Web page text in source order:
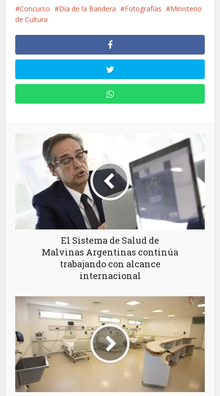
Concurso Día de la Bandera Fotografías
Ministerio
de Cultura
El Sistema de Salud de
Malvinas Argentinas continúa
trabajando con alcance
internacional